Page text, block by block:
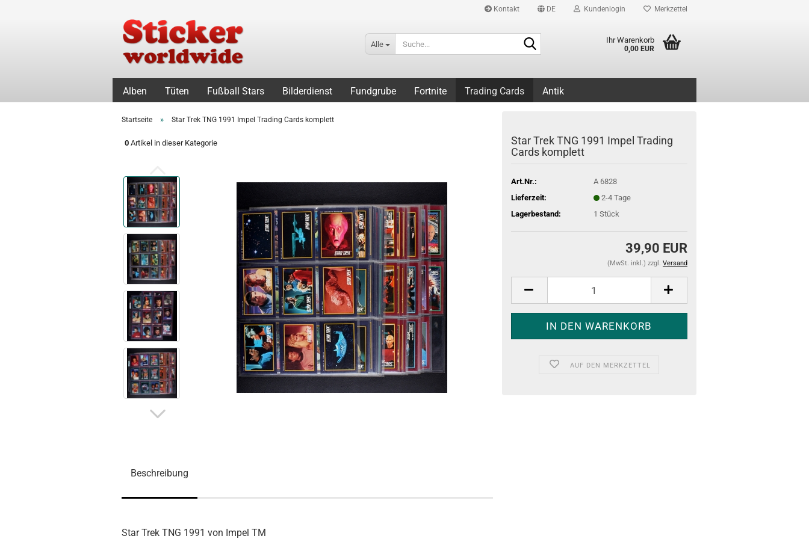
Kontakt DE Kundenlogin Merkzettel
Alle Ihr Warenkorb
0,00 EUR
Alben Tüten Fußball Stars Bilderdienst Fundgrube Fortnite Trading Cards Antik
Startseite » Star Trek TNG 1991 Impel Trading Cards komplett
0 Artikel in dieser Kategorie
Star Trek TNG 1991 Impel Trading
Cards komplett
Art.Nr.:
A 6828
Lieferzeit:
2-4 Tage
Lagerbestand:
1 Stück
39,90 EUR
(MwSt. inkl.) zzgl. Versand
AUF DEN MERKZETTEL
Beschreibung
Star Trek TNG 1991 von Impel TM